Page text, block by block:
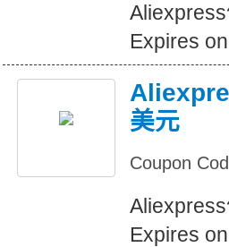
Expires
美元
Coupon
Expires